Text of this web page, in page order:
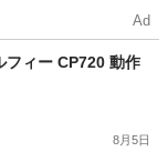
Ad
ィー CP720 動作
8月5日